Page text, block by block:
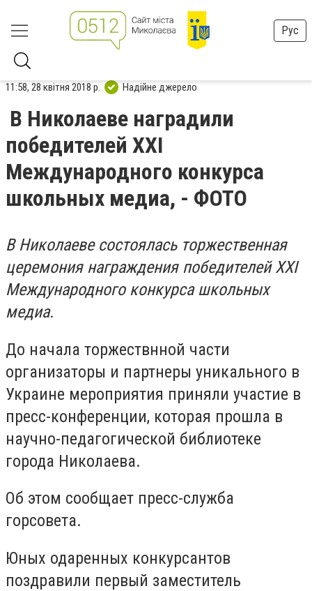
Рус
11:58, 28 квітня 2018 р. Надійне джерело
В Николаеве наградили
победителей XXI
Международного конкурса
школьных медиа, - ФОТО
В Николаеве состоялась торжественная
церемония награждения победителей XXI
Международного конкурса школьных
медиа.
До начала торжествнной части
организаторы и партнеры уникального в
Украине мероприятия приняли участие в
пресс-конференции, которая прошла в
научно-педагогической библиотеке
города Николаева.
Об этом сообщает пресс-служба
горсовета.
Юных одаренных конкурсантов
поздравили первый заместитель